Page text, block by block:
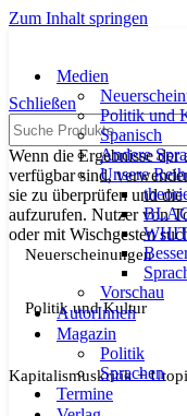
Zum Inhalt springen
Medien
Politik und
Spanisch
Andere
Unsere
Vorschau
AutorInnen
Magazin
Politik
Sprachen
Termine
Schließen
Suche
Wenn die Ergebnisse
verfügbar sind,
sie zu überprüfen und
aufzurufen. Nutzer von
oder mit Wischgesten
Neuerscheinungen
Politik und Kultur
Kapitalismuskritik +